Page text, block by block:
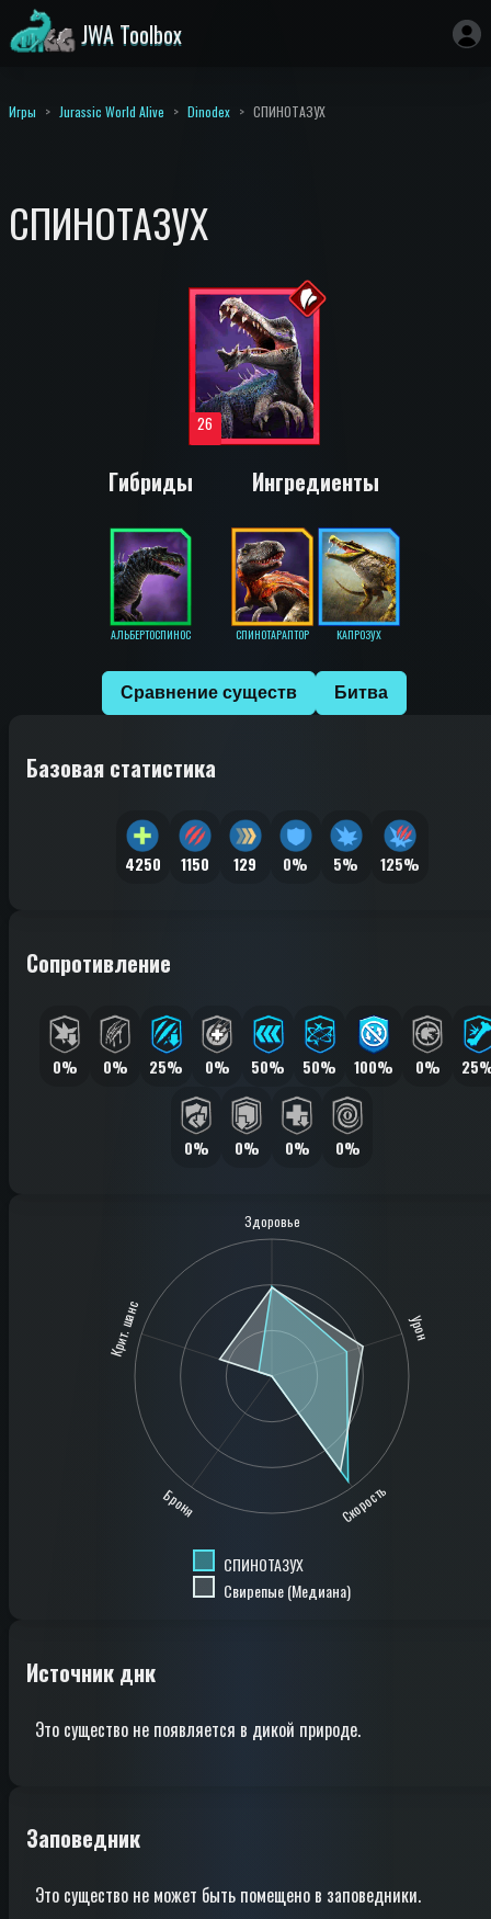
JWA Toolbox
Игры Jurassic World Alive Dinodex СПИНОТАЗУХ
СПИНОТАЗУХ
26
Гибриды
АЛЬБЕРТОСПИНОС
Ингредиенты
СПИНОТАРАПТОР КАПРОЗУХ
Сравнение существ Битва
Базовая статистика
4250 1150 129 0% 5% 125%
Сопротивление
0% 0% 25% 0% 50% 50% 100% 0%
0% 0% 0% 0%
Здоровье
Урон
Скорость
Броня
Крит. шанс
СПИНОТАЗУХ
Свирепые (Медиана)
Источник днк
Это существо не появляется в дикой природе.
Заповедник
Это существо не может быть помещено в заповедники.